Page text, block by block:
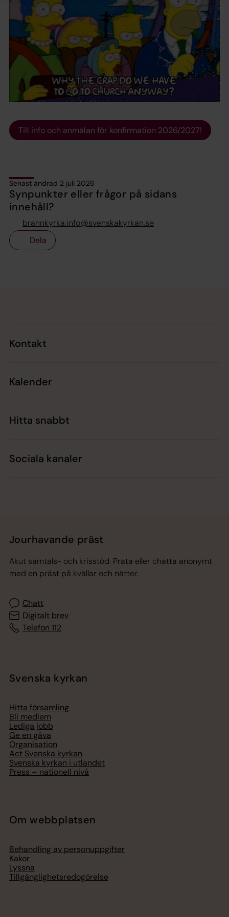
Till info och anmälan för konfirmation 2026/2027!
Senast ändrad 2 juli 2026
Synpunkter eller frågor på sidans
innehåll?
brannkyrka.info@svenskakyrkan.se
Dela
Kontakt
Kalender
Hitta snabbt
Sociala kanaler
Jourhavande präst
Akut samtals- och krisstöd. Prata eller chatta anonymt
med en präst på kvällar och nätter.
Chatt
Digitalt brev
Telefon 112
Svenska kyrkan
Hitta församling
Bli medlem
Lediga jobb
Ge en gåva
Organisation
Act Svenska kyrkan
Svenska kyrkan i utlandet
Press – nationell nivå
Om webbplatsen
Behandling av personuppgifter
Kakor
Lyssna
Tillgänglighetsredogörelse